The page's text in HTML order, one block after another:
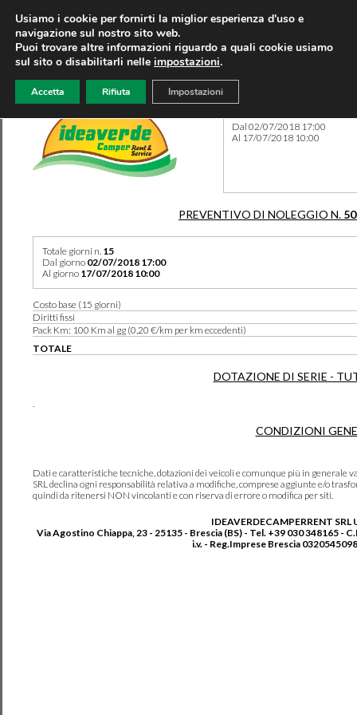
Dal 02/07/2018 17:00
Al 17/07/2018 10:00
PREVENTIVO DI NOLEGGIO N.
Totale giorni n. 15
Dal giorno 02/07/2018 17:00
Al giorno 17/07/2018 10:00
Costo base (15 giorni)
Diritti fissi
Pack Km: 100 Km al gg (0,20 €/km per km eccedenti)
TOTALE
DOTAZIONE DI SERIE -
.
CONDIZIONI
Dati e caratteristiche tecniche, dotazioni dei veicoli e comunque più in generale
SRL declina ogni responsabilità relativa a modifiche, comprese aggiunte e/o
quindi da ritenersi NON vincolanti e con riserva di errore o modifica per siti.
IDEAVERDECAMPERRENT SRL
Via Agostino Chiappa, 23 - 25135 - Brescia (BS) - Tel. +39 030 348165 -
i.v. - Reg.Imprese Brescia
Usiamo i cookie per fornirti la miglior esperienza d'uso e
navigazione sul nostro sito web.
Puoi trovare altre informazioni riguardo a quali cookie usiamo
sul sito o disabilitarli nelle impostazioni.
Accetta Rifiuta Impostazioni